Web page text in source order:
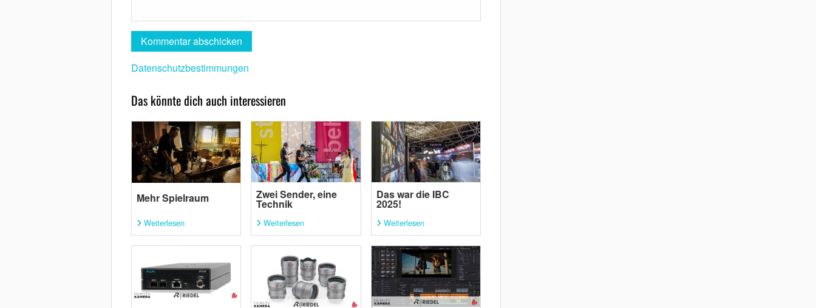
Datenschutzbestimmungen
Das könnte dich auch interessieren
Mehr Spielraum
Weiterlesen
Zwei Sender, eine
Technik
Weiterlesen
Das war die IBC
2025!
Weiterlesen